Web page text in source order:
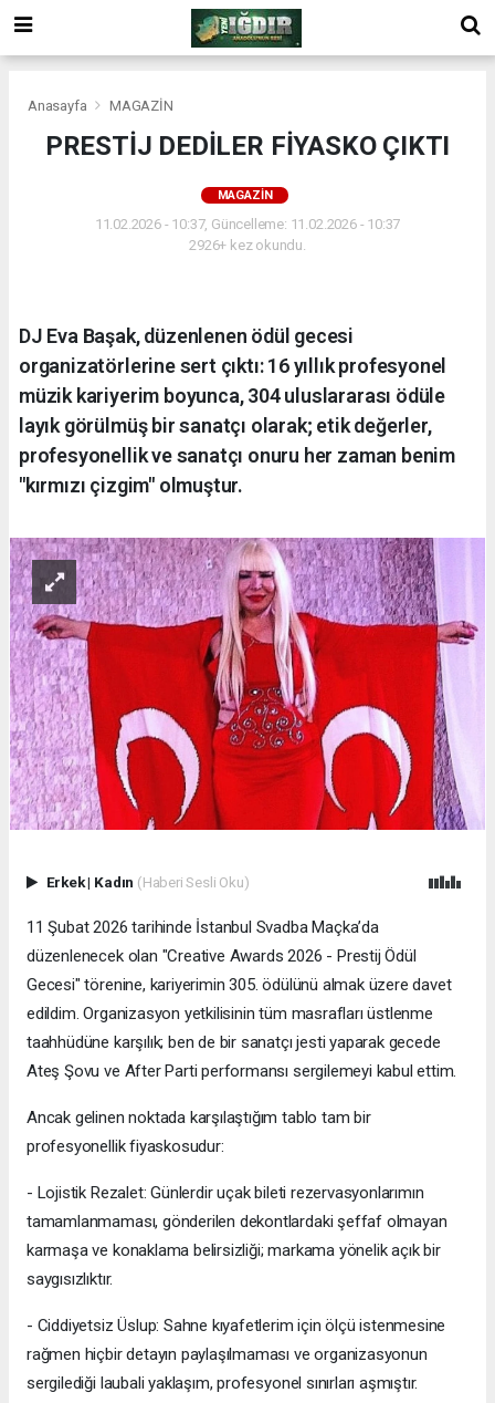
Anasayfa MAGAZİN
PRESTİJ DEDİLER FİYASKO ÇIKTI
MAGAZİN
11.02.2026 - 10:37, Güncelleme: 11.02.2026 - 10:37
2926+ kez okundu.
DJ Eva Başak, düzenlenen ödül gecesi
organizatörlerine sert çıktı: 16 yıllık profesyonel
müzik kariyerim boyunca, 304 uluslararası ödüle
layık görülmüş bir sanatçı olarak; etik değerler,
profesyonellik ve sanatçı onuru her zaman benim
"kırmızı çizgim" olmuştur.
Erkek| Kadın (Haberi Sesli Oku)
11 Şubat 2026 tarihinde İstanbul Svadba Maçka’da
düzenlenecek olan "Creative Awards 2026 - Prestij Ödül
Gecesi" törenine, kariyerimin 305. ödülünü almak üzere davet
edildim. Organizasyon yetkilisinin tüm masrafları üstlenme
taahhüdüne karşılık; ben de bir sanatçı jesti yaparak gecede
Ateş Şovu ve After Parti performansı sergilemeyi kabul ettim.
Ancak gelinen noktada karşılaştığım tablo tam bir
profesyonellik fiyaskosudur:
- Lojistik Rezalet: Günlerdir uçak bileti rezervasyonlarımın
tamamlanmaması, gönderilen dekontlardaki şeffaf olmayan
karmaşa ve konaklama belirsizliği; markama yönelik açık bir
saygısızlıktır.
- Ciddiyetsiz Üslup: Sahne kıyafetlerim için ölçü istenmesine
rağmen hiçbir detayın paylaşılmaması ve organizasyonun
sergilediği laubali yaklaşım, profesyonel sınırları aşmıştır.